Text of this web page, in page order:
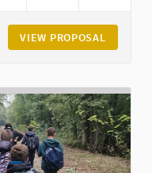
VIEW PROPOSAL